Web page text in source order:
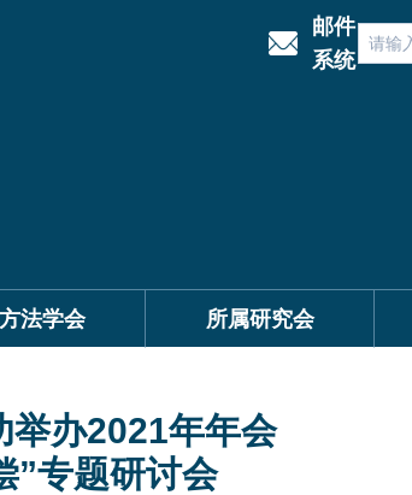
邮件
系统
法学会 所属研究会
举办2021年年会
”专题研讨会